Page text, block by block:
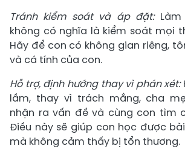
Tránh kiểm soát và áp đặt:
không có nghĩa là kiểm soát mọi
Hãy để con có không gian riêng,
và cá tính của con.
Hỗ trợ, định hướng thay vì phán xét:
lầm, thay vì trách mắng, cha
nhận ra vấn đề và cùng con tìm
Điều này sẽ giúp con học được
mà không cảm thấy bị tổn thương.